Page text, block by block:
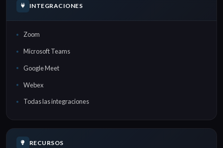
INTEGRACIONES
Zoom
Microsoft Teams
Google Meet
Webex
Todas las integraciones
RECURSOS